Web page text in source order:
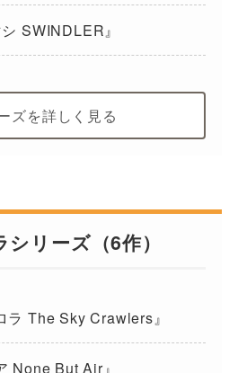
SWINDLER』
ズを詳しく見る
リーズ（6作）
ラ The Sky Crawlers』
None But Air』